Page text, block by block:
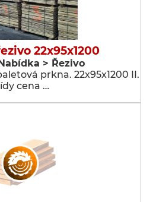
22x95x1200
> Řezivo
prkna. 22x95x1200 II.
cena …